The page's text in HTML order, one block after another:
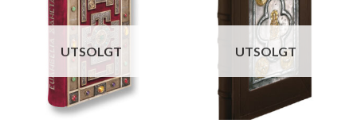
UTSOLGT UTSOLGT